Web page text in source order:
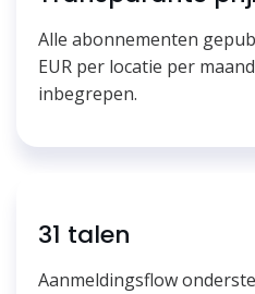
Alle abonnementen
EUR per locatie per
inbegrepen.
31 talen
Aanmeldingsflow